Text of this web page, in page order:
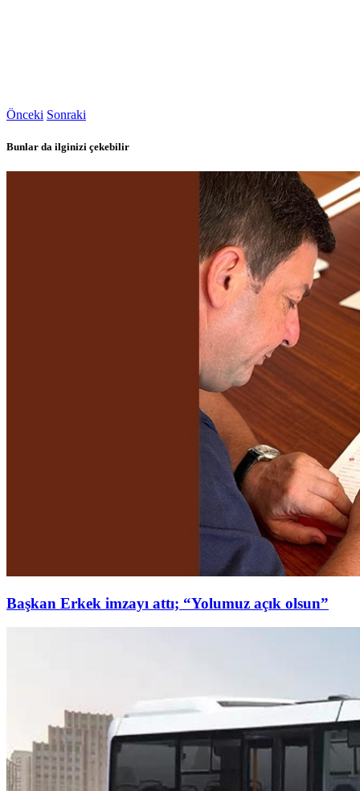
Önceki Sonraki
Bunlar da ilginizi çekebilir
Başkan Erkek imzayı attı; “Yolumuz açık olsun”